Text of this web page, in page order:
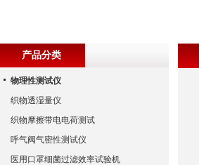
产品分类
物理性测试仪
织物透湿量仪
织物摩擦带电电荷测试
呼气阀气密性测试仪
医用口罩细菌过滤效率试验机